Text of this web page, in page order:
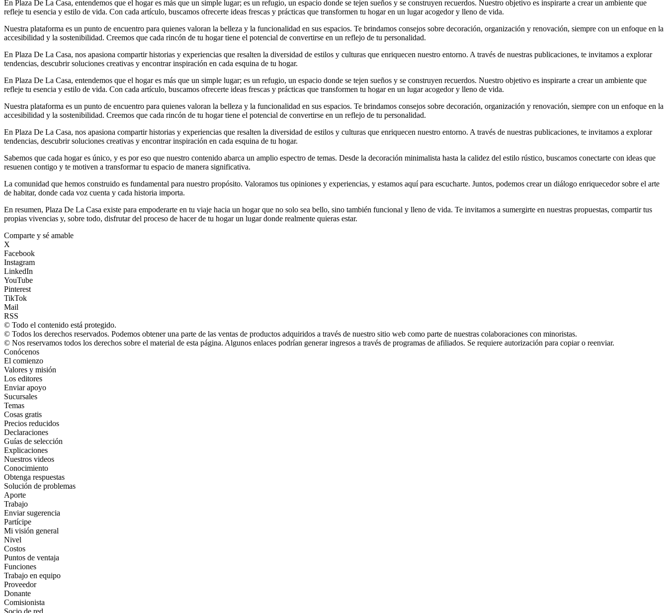
En Plaza De La Casa, entendemos que el hogar es más que un simple lugar; es un refugio, un espacio donde se tejen sueños y se construyen recuerdos. Nuestro objetivo es inspirarte a crear un ambiente que
refleje tu esencia y estilo de vida. Con cada artículo, buscamos ofrecerte ideas frescas y prácticas que transformen tu hogar en un lugar acogedor y lleno de vida.
Nuestra plataforma es un punto de encuentro para quienes valoran la belleza y la funcionalidad en sus espacios. Te brindamos consejos sobre decoración, organización y renovación, siempre con un enfoque en la
accesibilidad y la sostenibilidad. Creemos que cada rincón de tu hogar tiene el potencial de convertirse en un reflejo de tu personalidad.
En Plaza De La Casa, nos apasiona compartir historias y experiencias que resalten la diversidad de estilos y culturas que enriquecen nuestro entorno. A través de nuestras publicaciones, te invitamos a explorar
tendencias, descubrir soluciones creativas y encontrar inspiración en cada esquina de tu hogar.
En Plaza De La Casa, entendemos que el hogar es más que un simple lugar; es un refugio, un espacio donde se tejen sueños y se construyen recuerdos. Nuestro objetivo es inspirarte a crear un ambiente que
refleje tu esencia y estilo de vida. Con cada artículo, buscamos ofrecerte ideas frescas y prácticas que transformen tu hogar en un lugar acogedor y lleno de vida.
Nuestra plataforma es un punto de encuentro para quienes valoran la belleza y la funcionalidad en sus espacios. Te brindamos consejos sobre decoración, organización y renovación, siempre con un enfoque en la
accesibilidad y la sostenibilidad. Creemos que cada rincón de tu hogar tiene el potencial de convertirse en un reflejo de tu personalidad.
En Plaza De La Casa, nos apasiona compartir historias y experiencias que resalten la diversidad de estilos y culturas que enriquecen nuestro entorno. A través de nuestras publicaciones, te invitamos a explorar
tendencias, descubrir soluciones creativas y encontrar inspiración en cada esquina de tu hogar.
Sabemos que cada hogar es único, y es por eso que nuestro contenido abarca un amplio espectro de temas. Desde la decoración minimalista hasta la calidez del estilo rústico, buscamos conectarte con ideas que
resuenen contigo y te motiven a transformar tu espacio de manera significativa.
La comunidad que hemos construido es fundamental para nuestro propósito. Valoramos tus opiniones y experiencias, y estamos aquí para escucharte. Juntos, podemos crear un diálogo enriquecedor sobre el arte
de habitar, donde cada voz cuenta y cada historia importa.
En resumen, Plaza De La Casa existe para empoderarte en tu viaje hacia un hogar que no solo sea bello, sino también funcional y lleno de vida. Te invitamos a sumergirte en nuestras propuestas, compartir tus
propias vivencias y, sobre todo, disfrutar del proceso de hacer de tu hogar un lugar donde realmente quieras estar.
Comparte y sé amable
X
Facebook
Instagram
LinkedIn
YouTube
Pinterest
TikTok
Mail
RSS
© Todo el contenido está protegido.
© Todos los derechos reservados. Podemos obtener una parte de las ventas de productos adquiridos a través de nuestro sitio web como parte de nuestras colaboraciones con minoristas.
© Nos reservamos todos los derechos sobre el material de esta página. Algunos enlaces podrían generar ingresos a través de programas de afiliados. Se requiere autorización para copiar o reenviar.
Conócenos
El comienzo
Valores y misión
Los editores
Enviar apoyo
Sucursales
Temas
Cosas gratis
Precios reducidos
Declaraciones
Guías de selección
Explicaciones
Nuestros videos
Conocimiento
Obtenga respuestas
Solución de problemas
Aporte
Trabajo
Enviar sugerencia
Partícipe
Mi visión general
Nivel
Costos
Puntos de ventaja
Funciones
Trabajo en equipo
Proveedor
Donante
Comisionista
Socio de red